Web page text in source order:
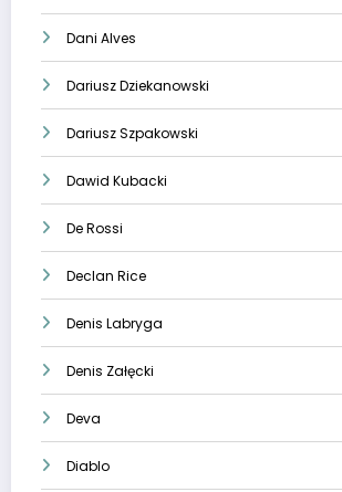
Dani Alves
Dariusz Dziekanowski
Dariusz Szpakowski
Dawid Kubacki
De Rossi
Declan Rice
Denis Labryga
Denis Załęcki
Deva
Diablo